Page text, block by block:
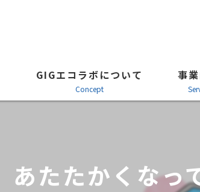
GIGエコラボについて
concept
事
クモ防
あたたかくなっ